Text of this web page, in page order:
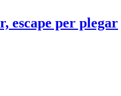
escape per plegar